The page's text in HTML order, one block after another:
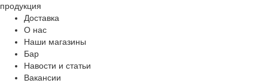
продукция
Доставка
О нас
Наши магазины
Бар
Навости и статьи
Вакансии